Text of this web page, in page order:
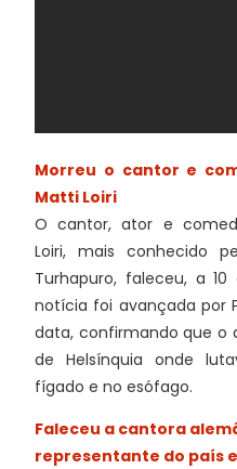
Morreu o cantor e
Matti Loiri
O cantor, ator e
Loiri, mais conhecido
Turhapuro, faleceu, a
notícia foi avançada por
data, confirmando que o
de Helsínquia onde
fígado e no esófago.
Faleceu a cantora
representante do país